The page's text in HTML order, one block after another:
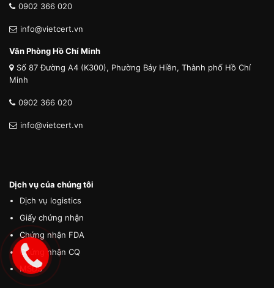
0902 366 020
info@vietcert.vn
Văn Phòng Hồ Chí Minh
Số 87 Đường A4 (K300), Phường Bảy Hiền, Thành phố Hồ Chí
Minh
0902 366 020
info@vietcert.vn
Dịch vụ của chúng tôi
Dịch vụ logistics
Giấy chứng nhận
Chứng nhận FDA
Chứng nhận CQ
MSDS